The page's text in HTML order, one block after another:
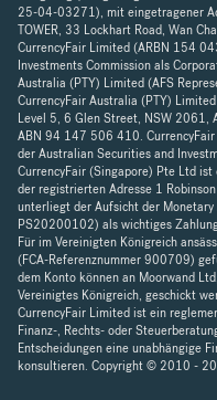
25-04-03271), mit eingetragener
TOWER, 33 Lockhart Road, Wan
CurrencyFair Limited (ARBN 154
Investments Commission als
Australia (PTY) Limited (AFS
CurrencyFair Australia (PTY)
Level 5, 6 Glen Street, NSW
ABN 94 147 506 410.
der Australian Securities and
CurrencyFair (Singapore) Pte Ltd
der registrierten Adresse 1
unterliegt der Aufsicht der
PS20200102) als wichtiges
Für im Vereinigten Königreich
(FCA-Referenznummer 900709)
dem Konto können an Moorwand
Vereinigtes Königreich, geschickt
CurrencyFair Limited ist ein
Finanz-, Rechts- oder
Entscheidungen eine unabhängige
konsultieren. Copyright © 2010 -